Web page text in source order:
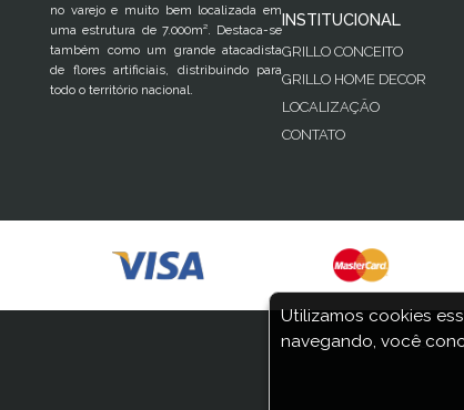
no varejo e muito bem localizada em
uma estrutura de 7.000m². Destaca-se
também como um grande atacadista
de flores artificiais, distribuindo para
todo o território nacional.
INSTITUCIONAL
GRILLO CONCEITO
GRILLO HOME DECOR
LOCALIZAÇÃO
CONTATO
Utilizamos cookies
navegando, você